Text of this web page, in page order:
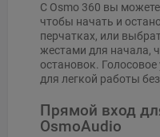
С Osmo 360 вы
чтобы начать и
перчатках, или
жестами для начала,
остановок.
для легкой работы
Прямой вход
OsmoAudio